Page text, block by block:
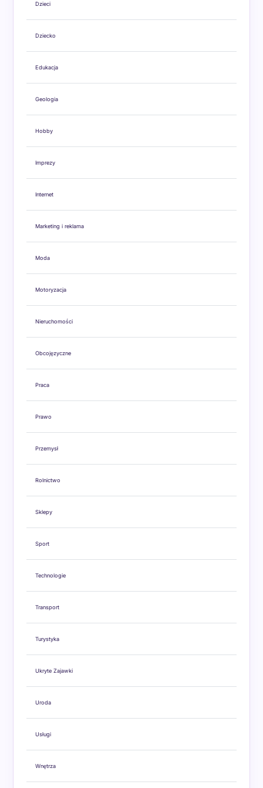
Dzieci
Dziecko
Edukacja
Geologia
Hobby
Imprezy
Internet
Marketing i reklama
Moda
Motoryzacja
Nieruchomości
Obcojęzyczne
Praca
Prawo
Przemysł
Rolnictwo
Sklepy
Sport
Technologie
Transport
Turystyka
Ukryte Zajawki
Uroda
Usługi
Wnętrza